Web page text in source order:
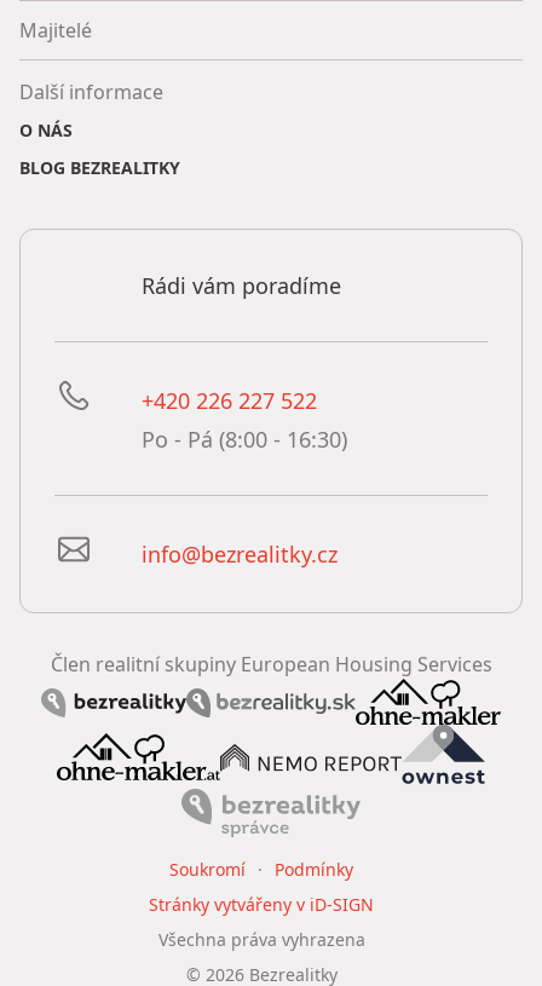
Majitelé
Další informace
O NÁS
BLOG BEZREALITKY
Rádi vám poradíme
+420 226 227 522
Po - Pá (8:00 - 16:30)
info@bezrealitky.cz
Člen realitní skupiny European Housing Services
© 2026Bezrealitky
Všechna práva vyhrazena
Soukromí
Podmínky
Stránky vytvářeny v iD-SIGN